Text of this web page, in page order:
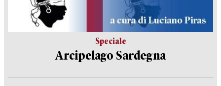
Speciale
Arcipelago Sardegna